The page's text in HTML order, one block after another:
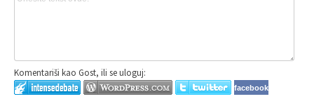
Komentariši kao Gost, ili se uloguj:
facebook